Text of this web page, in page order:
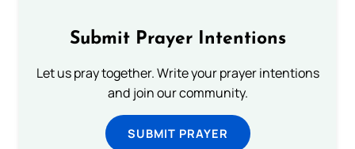
Submit Prayer Intentions
Let us pray together. Write your prayer intentions
and join our community.
SUBMIT PRAYER